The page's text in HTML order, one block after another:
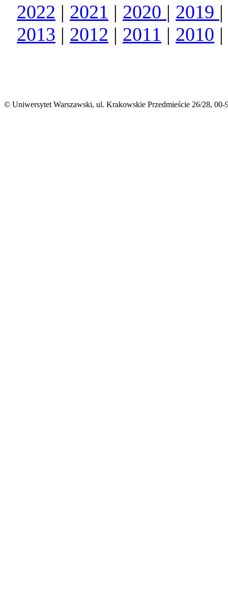
2022 | 2021​ | 2020​ | 2019​ |
2013 | 2012 | 2011 | 2010 |
© Uniwersytet Warszawski, ul. Krakowskie Przedmieście 26/28, 00-